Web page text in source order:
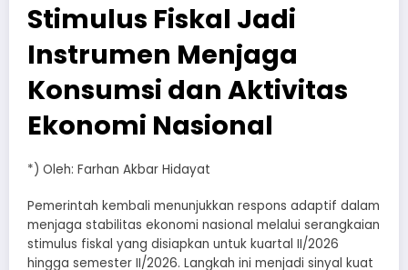
Stimulus Fiskal Jadi
Instrumen Menjaga
Konsumsi dan Aktivitas
Ekonomi Nasional
*) Oleh: Farhan Akbar Hidayat
Pemerintah kembali menunjukkan respons adaptif dalam
menjaga stabilitas ekonomi nasional melalui serangkaian
stimulus fiskal yang disiapkan untuk kuartal II/2026
hingga semester II/2026. Langkah ini menjadi sinyal kuat